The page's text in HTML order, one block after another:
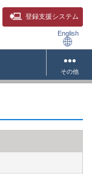
登録支援システム
English
その他